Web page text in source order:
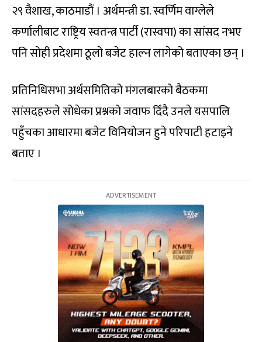
२९ वैशाख, काठमाडौं । अर्थमन्त्री डा. स्वर्णिम वाग्लेले
कर्णालीबाट राष्ट्रिय स्वतन्त्र पार्टी (रास्वपा) का सांसद नभए
पनि सोही प्रदेशमा ठूलो बजेट हाल्न लागेको बताएका छन् ।
प्रतिनिधिसभा अर्थसमितिको मंगलबारको बैठकमा
सांसदहरुले सोधेका प्रश्नको जवाफ दिँदै उनले यसपालि
पहुँचका आधारमा बजेट विनियोजन हुने परिपाटी हटाइने
बताए ।